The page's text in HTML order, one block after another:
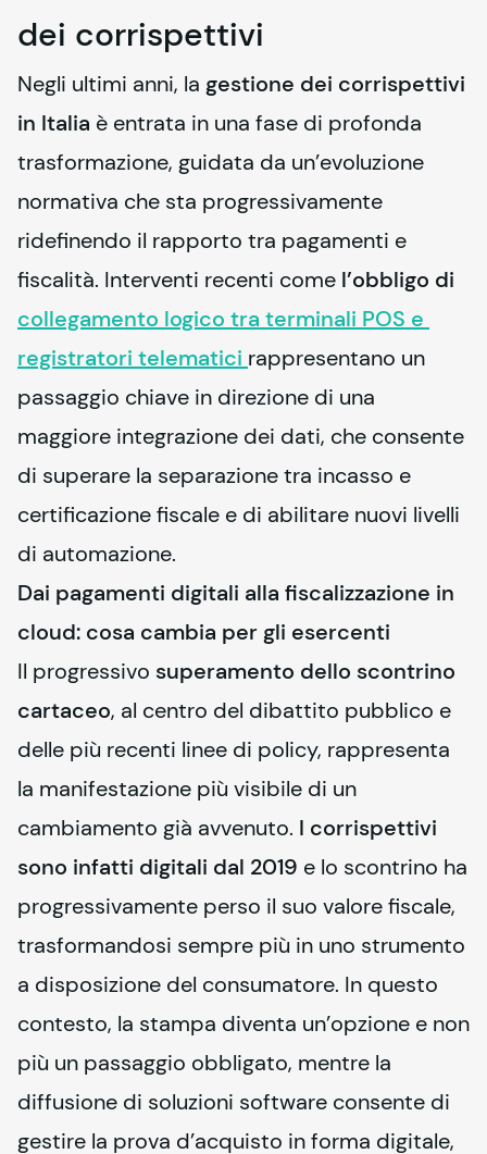
dei corrispettivi
Negli ultimi anni, la gestione dei corrispettivi
in Italia è entrata in una fase di profonda
trasformazione, guidata da un’evoluzione
normativa che sta progressivamente
ridefinendo il rapporto tra pagamenti e
fiscalità. Interventi recenti come l’obbligo di
collegamento logico tra terminali POS e
registratori telematici rappresentano un
passaggio chiave in direzione di una
maggiore integrazione dei dati, che consente
di superare la separazione tra incasso e
certificazione fiscale e di abilitare nuovi livelli
di automazione.
Dai pagamenti digitali alla fiscalizzazione in
cloud: cosa cambia per gli esercenti
Il progressivo superamento dello scontrino
cartaceo, al centro del dibattito pubblico e
delle più recenti linee di policy, rappresenta
la manifestazione più visibile di un
cambiamento già avvenuto. I corrispettivi
sono infatti digitali dal 2019 e lo scontrino ha
progressivamente perso il suo valore fiscale,
trasformandosi sempre più in uno strumento
a disposizione del consumatore. In questo
contesto, la stampa diventa un’opzione e non
più un passaggio obbligato, mentre la
diffusione di soluzioni software consente di
gestire la prova d’acquisto in forma digitale,